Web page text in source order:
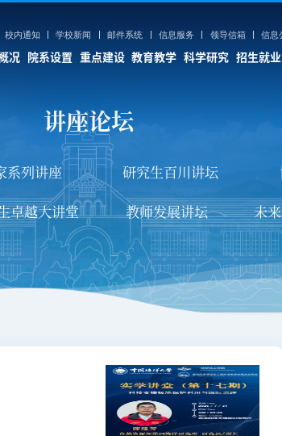
校内通知 学校新闻 邮件系统 信息服务 领导信箱 信息
况 院系设置 重点建设 教育教学 科学研究 招生就业
调查船
研流动站
经济
招生就业
本科生招生
研究生招生
留学生招生
继续教育招生
就业信息
师资队伍
讲座论坛
系列讲座 研究生百川讲坛
卓越大讲堂 教师发展讲坛 未